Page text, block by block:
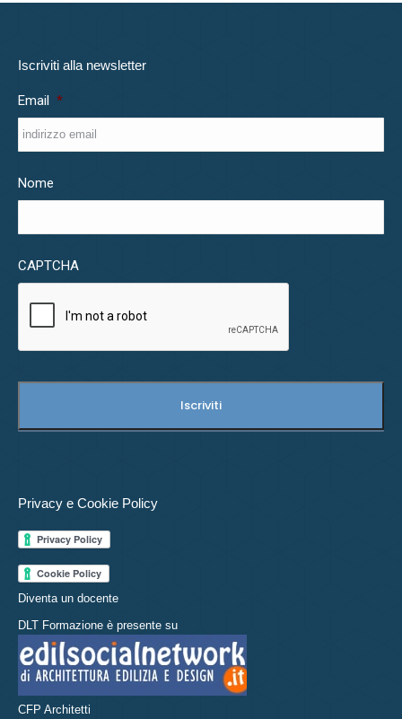
Iscriviti alla newsletter
Email *
Nome
CAPTCHA
Privacy e Cookie Policy
Diventa un docente
DLT Formazione è presente su
CFP Architetti